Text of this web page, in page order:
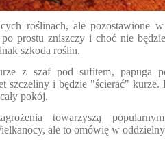
roślinach, ale pozostawione
prostu zniszczy i choć nie
szkoda roślin.
z szaf pod sufitem, papuga
szczeliny i będzie "ścierać" kurze.
pokój.
towarzyszą
ale to omówię w